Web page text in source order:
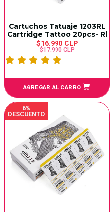
Cartuchos Tatuaje 1203RL
Cartridge Tattoo 20pcs- Rl
$16.990 CLP
$17.990 CLP
AGREGAR AL CARRO
6%
DESCUENTO